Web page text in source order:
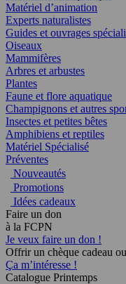
Matériel d’animation
Experts naturalistes
Guides et ouvrages
Oiseaux
Mammifères
Arbres et arbustes
Plantes
Faune et flore aquatique
Champignons et autres
Insectes et petites bêtes
Amphibiens et reptiles
Matériel Spécialisé
Préventes
Nouveautés
Promotions
Idées cadeaux
Faire un don
à la FCPN
Je veux faire un don !
Offrir un chèque cadeau
Ça m’intéresse !
Catalogue Printemps